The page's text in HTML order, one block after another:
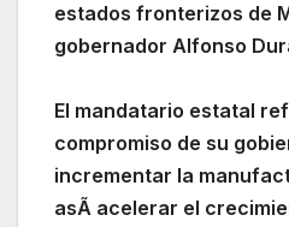
estados fronterizos de
gobernador Alfonso
El mandatario estatal
compromiso de su
incrementar la
asÃ acelerar el